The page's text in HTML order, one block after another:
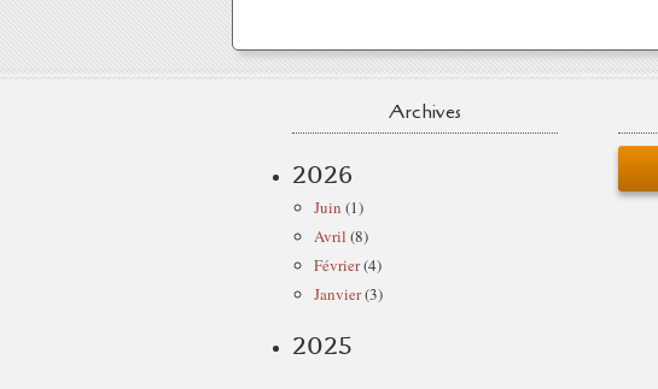
Archives
2026
Juin (1)
Avril (8)
Février(4)
Janvier(3)
2025